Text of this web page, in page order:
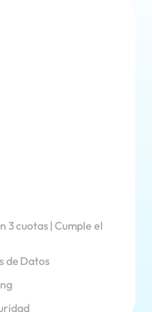
3 cuotas | Cumple el
de Datos